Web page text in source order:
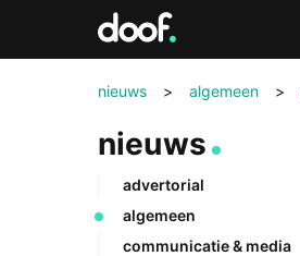
nieuws > algemeen >
nieuws
advertorial
algemeen
communicatie & media
Doof.nl